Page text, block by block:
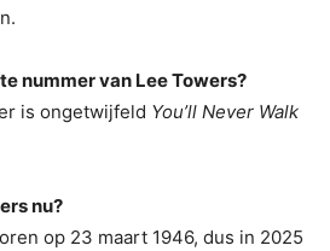
nummer van Lee Towers?
is ongetwijfeld You’ll Never Walk
nu?
op 23 maart 1946, dus in 2025